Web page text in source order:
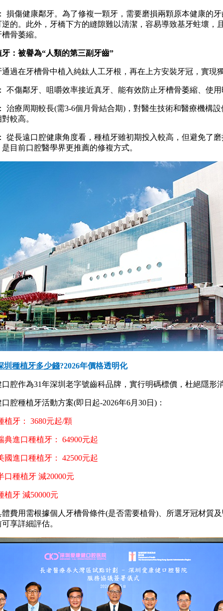
傷健康鄰牙。為了修複一顆牙，需要磨損兩顆原本健康的牙
的。此外，牙橋下方的縫隙難以清潔，容易導致基牙蛀壞，
骨萎縮。
：被譽為“人類的第三副牙齒”
在牙槽骨中植入純鈦人工牙根，再在上方安裝牙冠，實現
傷鄰牙、咀嚼效率接近真牙、能有效防止牙槽骨萎縮、使用
療周期較長(需3-6個月骨結合期)，對醫生技術和醫療機構設
較高。
長遠口腔健康角度看，種植牙雖初期投入較高，但避免了磨
目前口腔醫學界更推薦的修複方式。
圳種植牙多少錢?2026年價格透明化
作為31年深圳老字號齒科品牌，實行明碼標價，杜絕隱形
種植牙活動方案(即日起-2026年6月30日)：
植牙： 3680元起/顆
口種植牙： 64900元起
口種植牙： 42500元起
種植牙 減20000元
牙 減50000元
用需根據個人牙槽骨條件(是否需要植骨)、所選牙冠材質及
享詳細評估。